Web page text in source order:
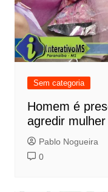
Sem categoria
Homem é
agredir
Pablo Nogueira
0